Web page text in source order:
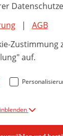
| AGB
Zustimmung
auf.